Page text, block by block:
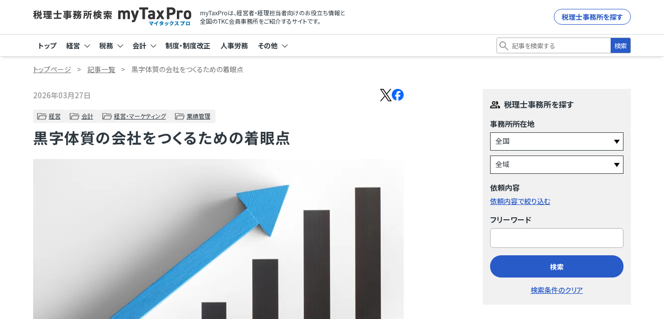
myTaxProは、経営者・経理担当者向けのお役立ち情報と
全国のTKC会員事務所をご紹介するサイトです。
税理士事務所を探す
トップ 経営 税務 会計 制度・制度改正 人事労務 その他 検索
トップページ 記事一覧 黒字体質の会社をつくるための着眼点
2026年03月27日
経営 会計 経営・マーケティング 業績管理
黒字体質の会社をつくるための着眼点
税理士事務所を探す
事務所所在地
依頼内容
依頼内容で絞り込む
フリーワード
検索
検索条件のクリア